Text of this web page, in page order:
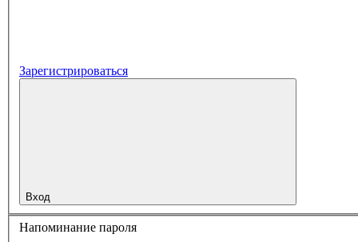
Зарегистрироваться
Вход
Напоминание пароля